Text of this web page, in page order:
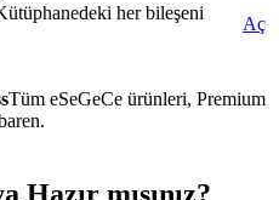
her bileşeni
Aç
Tüm eSeGeCe ürünleri, Premium